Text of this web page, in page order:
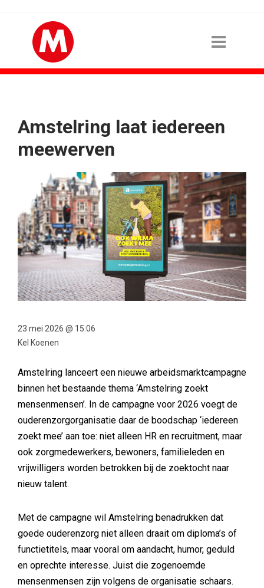
Amstelring laat iedereen
meewerven
23 mei 2026 @ 15:06
Kel Koenen
Amstelring lanceert een nieuwe arbeidsmarktcampagne
binnen het bestaande thema ‘Amstelring zoekt
mensenmensen’. In de campagne voor 2026 voegt de
ouderenzorgorganisatie daar de boodschap ‘iedereen
zoekt mee’ aan toe: niet alleen HR en recruitment, maar
ook zorgmedewerkers, bewoners, familieleden en
vrijwilligers worden betrokken bij de zoektocht naar
nieuw talent.
Met de campagne wil Amstelring benadrukken dat
goede ouderenzorg niet alleen draait om diploma’s of
functietitels, maar vooral om aandacht, humor, geduld
en oprechte interesse. Juist die zogenoemde
mensenmensen zijn volgens de organisatie schaars.